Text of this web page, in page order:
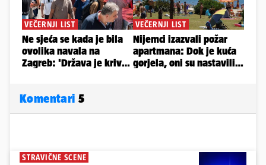
Komentari 5
STRAVIČNE SCENE